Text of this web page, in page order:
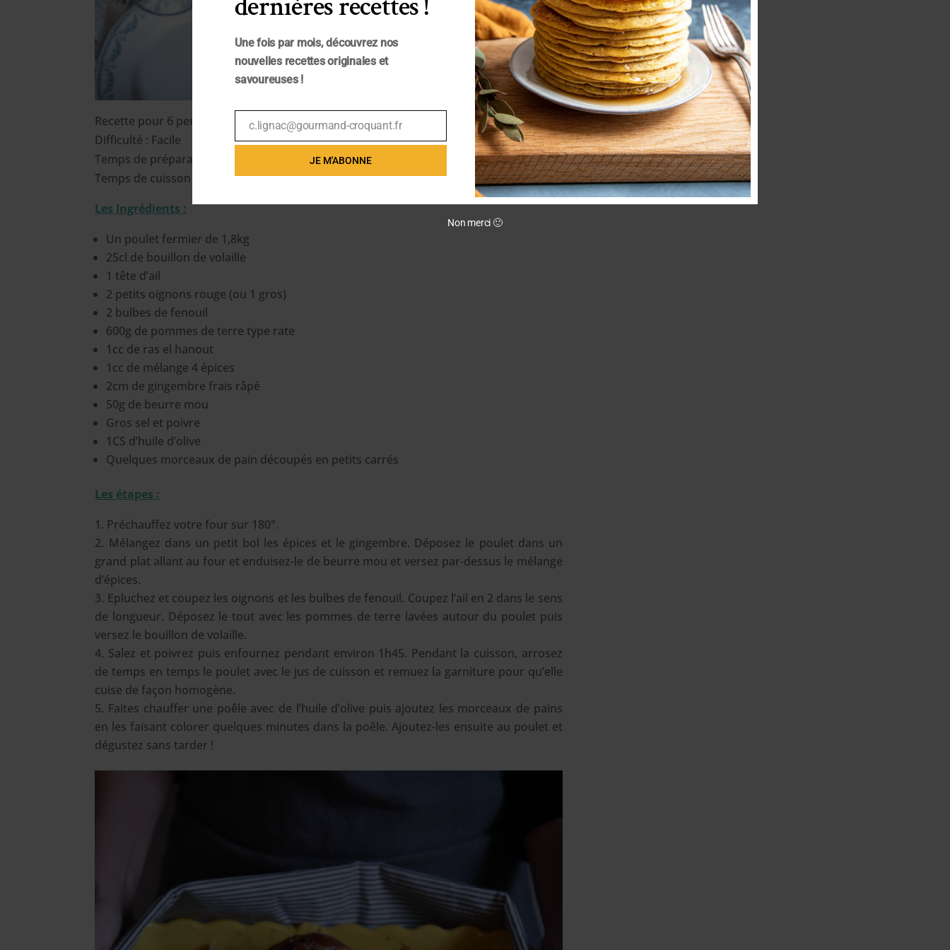
Recette pour 6 personnes
Difficulté : Facile
Temps de préparation : 15 min
Temps de cuisson : 1h45
Les Ingrédients :
Un poulet fermier de 1,8kg
25cl de bouillon de volaille
1 tête d’ail
2 petits oignons rouge (ou 1 gros)
2 bulbes de fenouil
600g de pommes de terre type rate
1cc de ras el hanout
1cc de mélange 4 épices
2cm de gingembre frais râpé
50g de beurre mou
Gros sel et poivre
1CS d’huile d’olive
Quelques morceaux de pain découpés en petits carrés
Les étapes :
Préchauffez votre four sur 180°.
Mélangez dans un petit bol les épices et le gingembre. Déposez le poulet dans un
grand plat allant au four et enduisez-le de beurre mou et versez par-dessus le mélange
d’épices.
Epluchez et coupez les oignons et les bulbes de fenouil. Coupez l’ail en 2 dans le sens
de longueur. Déposez le tout avec les pommes de terre lavées autour du poulet puis
versez le bouillon de volaille.
Salez et poivrez puis enfournez pendant environ 1h45. Pendant la cuisson, arrosez
de temps en temps le poulet avec le jus de cuisson et remuez la garniture pour qu’elle
cuise de façon homogène.
Faites chauffer une poêle avec de l’huile d’olive puis ajoutez les morceaux de pains
en les faisant colorer quelques minutes dans la poêle. Ajoutez-les ensuite au poulet et
dégustez sans tarder !
Une fois par mois, découvrez nos
nouvelles recettes originales et
savoureuses !
Email
c.lignac@gourmand-croquant.fr
JE M'ABONNE
Non merci 🙂